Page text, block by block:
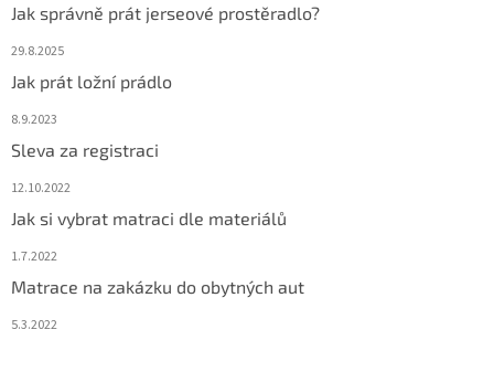
Jak správně prát jerseové prostěradlo?
29.8.2025
Jak prát ložní prádlo
8.9.2023
Sleva za registraci
12.10.2022
Jak si vybrat matraci dle materiálů
1.7.2022
Matrace na zakázku do obytných aut
5.3.2022